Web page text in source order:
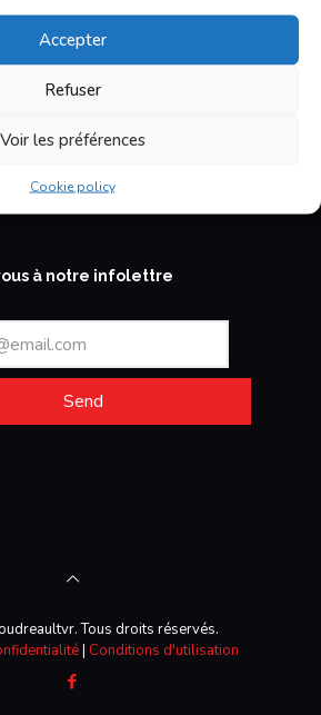
Accepter
Refuser
Voir les préférences
Cookie policy
staff will help you find what
about us
à notre infolettre
Send
Tous droits réservés.
| Conditions d'utilisation